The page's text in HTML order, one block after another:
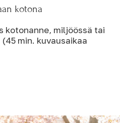
kotona
kotonanne, miljöössä tai
min. kuvausaikaa